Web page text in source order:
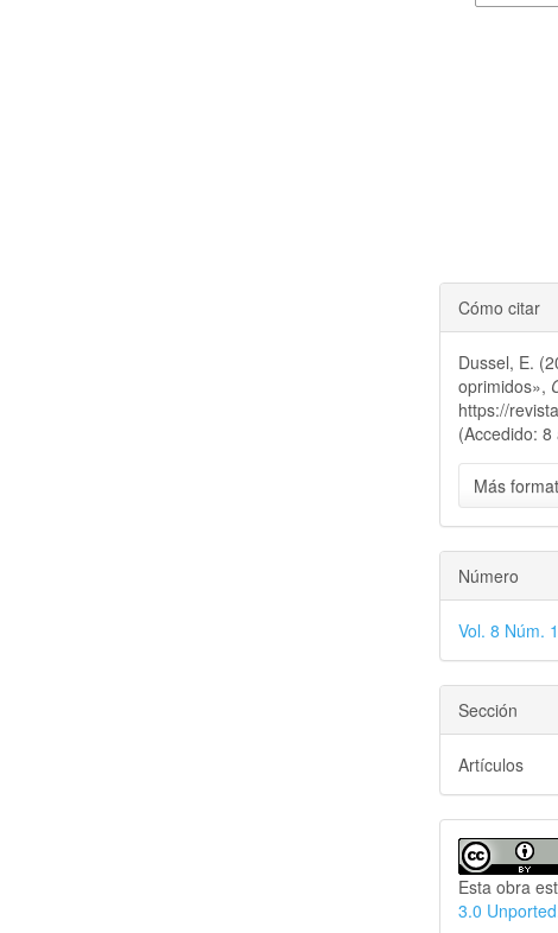
Cómo citar
Dussel, E.
oprimidos»,
https://
(Accedido:
Más
Número
Vol. 8 Núm.
Sección
Artículos
Esta obra
3.0 Unported